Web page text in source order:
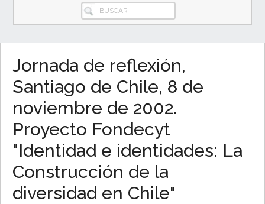
BUSCAR
Jornada de reflexión,
Santiago de Chile, 8 de
noviembre de 2002.
Proyecto Fondecyt
"Identidad e identidades: La
Construcción de la
diversidad en Chile"